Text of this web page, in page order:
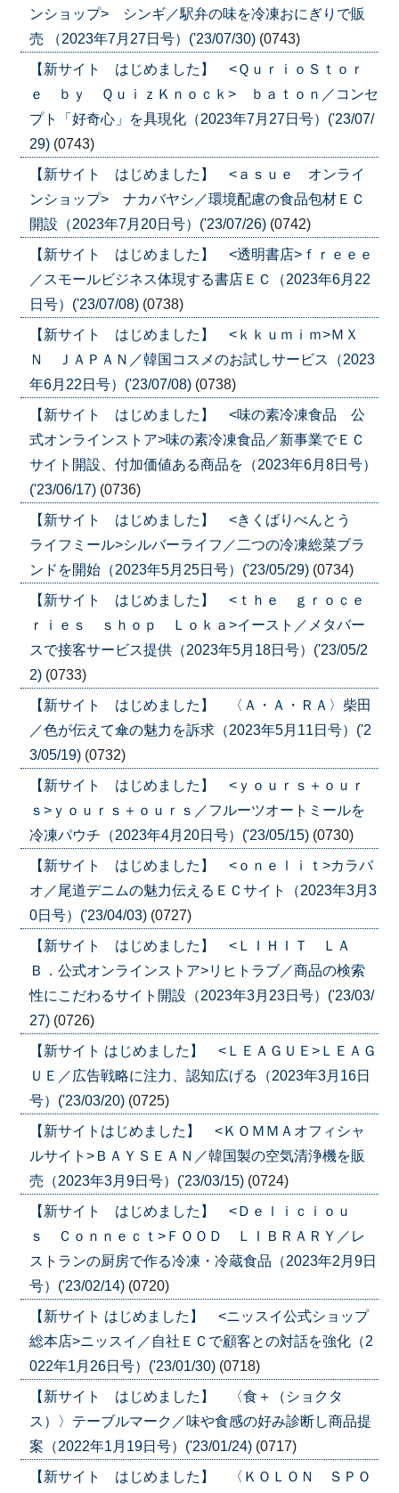
ンショップ> シンギ／駅弁の味を冷凍おにぎりで販
売 （2023年7月27日号）('23/07/30) (0743)
【新サイト はじめました】 <ＱｕｒｉｏＳｔｏｒ
ｅ ｂｙ ＱｕｉｚＫｎｏｃｋ> ｂａｔｏｎ／コンセ
プト「好奇心」を具現化（2023年7月27日号）('23/07/
29) (0743)
【新サイト はじめました】 <ａｓｕｅ オンライ
ンショップ> ナカバヤシ／環境配慮の食品包材ＥＣ
開設（2023年7月20日号）('23/07/26) (0742)
【新サイト はじめました】 <透明書店>ｆｒｅｅｅ
／スモールビジネス体現する書店ＥＣ（2023年6月22
日号）('23/07/08) (0738)
【新サイト はじめました】 <ｋｋｕｍｉｍ>ＭＸ
Ｎ ＪＡＰＡＮ／韓国コスメのお試しサービス（2023
年6月22日号）('23/07/08) (0738)
【新サイト はじめました】 <味の素冷凍食品 公
式オンラインストア>味の素冷凍食品／新事業でＥＣ
サイト開設、付加価値ある商品を（2023年6月8日号）
('23/06/17) (0736)
【新サイト はじめました】 <きくばりべんとう
ライフミール>シルバーライフ／二つの冷凍総菜ブラ
ンドを開始（2023年5月25日号）('23/05/29) (0734)
【新サイト はじめました】 <ｔｈｅ ｇｒｏｃｅ
ｒｉｅｓ ｓｈｏｐ Ｌｏｋａ>イースト／メタバー
スで接客サービス提供（2023年5月18日号）('23/05/2
2) (0733)
【新サイト はじめました】 〈Ａ・Ａ・ＲＡ〉柴田
／色が伝えて傘の魅力を訴求（2023年5月11日号）('2
3/05/19) (0732)
【新サイト はじめました】 <ｙｏｕｒｓ＋ｏｕｒ
ｓ>ｙｏｕｒｓ＋ｏｕｒｓ／フルーツオートミールを
冷凍パウチ（2023年4月20日号）('23/05/15) (0730)
【新サイト はじめました】 <ｏｎｅｌｉｔ>カラバ
オ／尾道デニムの魅力伝えるＥＣサイト（2023年3月3
0日号）('23/04/03) (0727)
【新サイト はじめました】 <ＬＩＨＩＴ ＬＡ
Ｂ．公式オンラインストア>リヒトラブ／商品の検索
性にこだわるサイト開設（2023年3月23日号）('23/03/
27) (0726)
【新サイト はじめました】 <ＬＥＡＧＵＥ>ＬＥＡＧ
ＵＥ／広告戦略に注力、認知広げる（2023年3月16日
号）('23/03/20) (0725)
【新サイトはじめました】 <ＫＯＭＭＡオフィシャ
ルサイト>ＢＡＹＳＥＡＮ／韓国製の空気清浄機を販
売（2023年3月9日号）('23/03/15) (0724)
【新サイト はじめました】 <Ｄｅｌｉｃｉｏｕ
ｓ Ｃｏｎｎｅｃｔ>ＦＯＯＤ ＬＩＢＲＡＲＹ／レ
ストランの厨房で作る冷凍・冷蔵食品（2023年2月9日
号）('23/02/14) (0720)
【新サイト はじめました】 <ニッスイ公式ショップ
総本店>ニッスイ／自社ＥＣで顧客との対話を強化（2
022年1月26日号）('23/01/30) (0718)
【新サイト はじめました】 〈食＋（ショクタ
ス）〉テーブルマーク／味や食感の好み診断し商品提
案（2022年1月19日号）('23/01/24) (0717)
【新サイト はじめました】 〈ＫＯＬＯＮ ＳＰＯ